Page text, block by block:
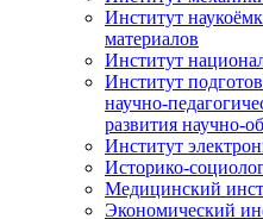
Институт
материалов
Институт
Институт
научно-
развития научно-
Институт
Историко-
Медицинский
Экономический